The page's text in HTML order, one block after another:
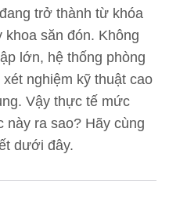
đang trở thành từ khóa
khoa săn đón. Không
lớn, hệ thống phòng
nghiệm kỹ thuật cao
Vậy thực tế mức
này ra sao? Hãy cùng
dưới đây.